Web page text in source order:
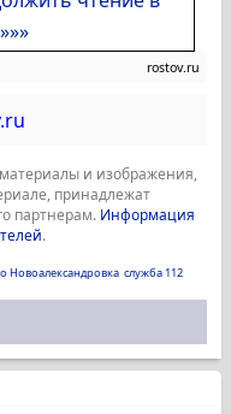
rostov.ru
и изображения,
принадлежат
партнерам. Информация
.
Новоалександровка служба 112